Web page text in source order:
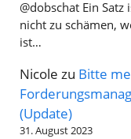
@dobschat Ein
nicht zu schämen,
ist…
Nicole zu Bitte
(Update)
31. August 2023